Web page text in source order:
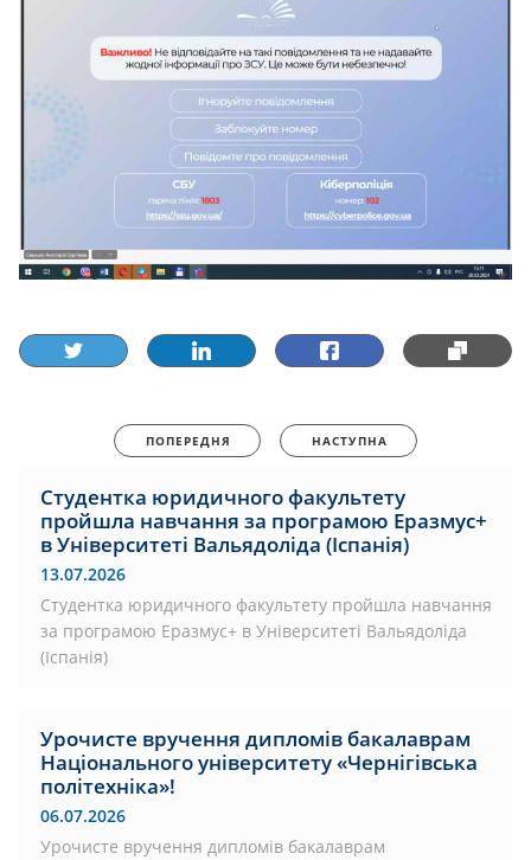
ПОПЕРЕДНЯ НАСТУПНА
Студентка юридичного факультету
пройшла навчання за програмою Еразмус+
в Університеті Вальядоліда (Іспанія)
13.07.2026
Студентка юридичного факультету пройшла навчання
за програмою Еразмус+ в Університеті Вальядоліда
(Іспанія)
Урочисте вручення дипломів бакалаврам
Національного університету «Чернігівська
політехніка»!
06.07.2026
Урочисте вручення дипломів бакалаврам